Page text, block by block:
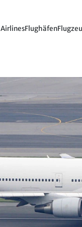
AirlinesFlughäfen